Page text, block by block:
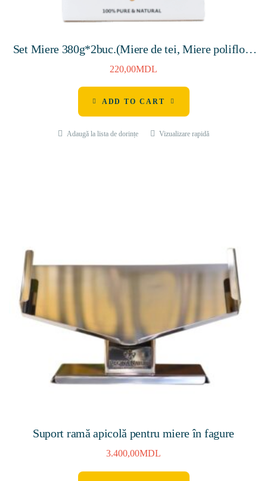
Set Miere 380g*2buc.(Miere de tei, Miere polifloră
& linguriță din lemn pentru miere H-160mm)
220,00MDL
ADD TO CART
Adaugă la lista de dorințe Vizualizare rapidă
Suport ramă apicolă pentru miere în fagure
3.400,00MDL